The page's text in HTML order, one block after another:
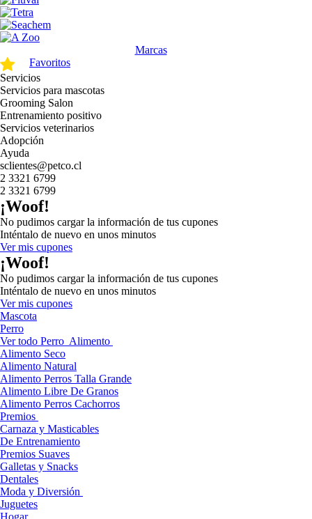
Marcas
Favoritos
Servicios
Servicios para mascotas
Grooming Salon
Entrenamiento positivo
Servicios veterinarios
Adopción
Ayuda
sclientes@petco.cl
2 3321 6799
2 3321 6799
¡Woof!
No pudimos cargar la información de tus cupones
Inténtalo de nuevo en unos minutos
Ver mis cupones
¡Woof!
No pudimos cargar la información de tus cupones
Inténtalo de nuevo en unos minutos
Ver mis cupones
Mascota
Perro
Ver todo Perro Alimento
Alimento Seco
Alimento Natural
Alimento Perros Talla Grande
Alimento Libre De Granos
Alimento Perros Cachorros
Premios
Carnaza y Masticables
De Entrenamiento
Premios Suaves
Galletas y Snacks
Dentales
Moda y Diversión
Juguetes
Hogar